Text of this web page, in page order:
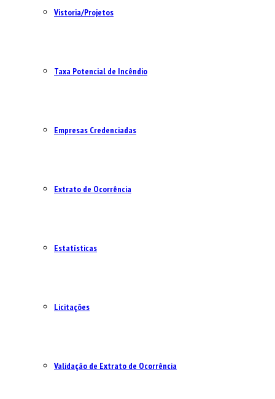
Vistoria/Projetos
Taxa Potencial de Incêndio
Empresas Credenciadas
Extrato de Ocorrência
Estatísticas
Licitações
Validação de Extrato de Ocorrência